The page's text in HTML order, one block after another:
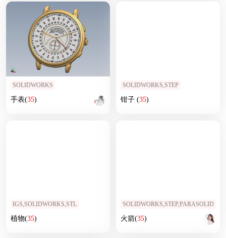
SOLIDWORKS
手表(35)
SOLIDWORKS,STEP
钳子 (35)
IGS,SOLIDWORKS,STL
植物(35)
SOLIDWORKS,STEP,PARASOLID
火箭(35)